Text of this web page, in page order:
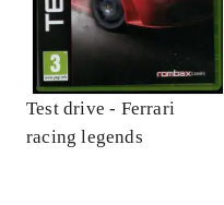
Test drive - Ferrari
racing legends